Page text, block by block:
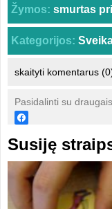
Žymos: smurtas
Kategorijos:
skaityti komentarus
Pasidalinti su draugais
Susiję